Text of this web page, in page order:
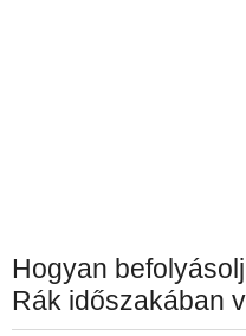
Hogyan
Rák időszakában